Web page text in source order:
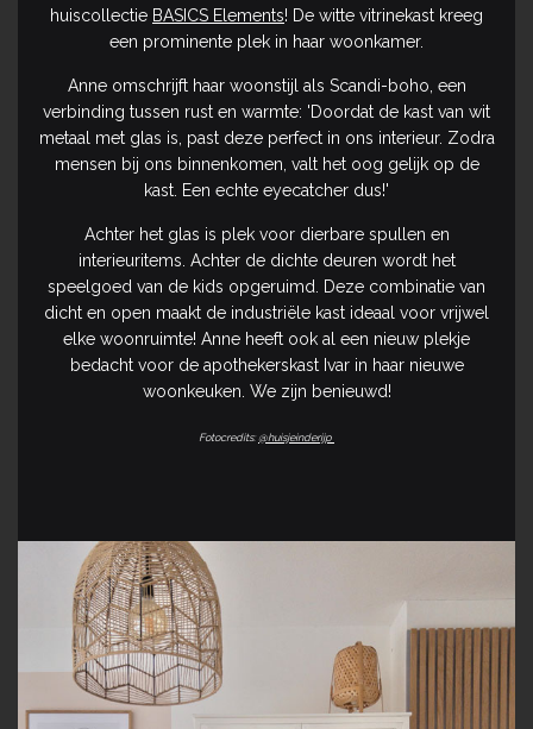
huiscollectie BASICS Elements! De witte vitrinekast kreeg
een prominente plek in haar woonkamer.
Anne omschrijft haar woonstijl als Scandi-boho, een
verbinding tussen rust en warmte: 'Doordat de kast van wit
metaal met glas is, past deze perfect in ons interieur. Zodra
mensen bij ons binnenkomen, valt het oog gelijk op de
kast. Een echte eyecatcher dus!'
Achter het glas is plek voor dierbare spullen en
interieuritems. Achter de dichte deuren wordt het
speelgoed van de kids opgeruimd. Deze combinatie van
dicht en open maakt de industriële kast ideaal voor vrijwel
elke woonruimte! Anne heeft ook al een nieuw plekje
bedacht voor de apothekerskast Ivar in haar nieuwe
woonkeuken. We zijn benieuwd!
Fotocredits:@huisjeinderijp